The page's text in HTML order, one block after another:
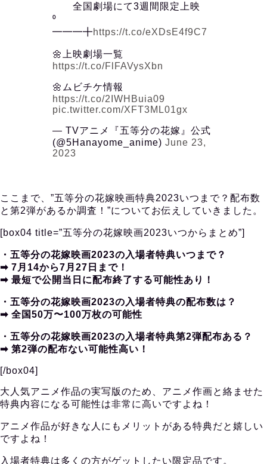
全国劇場にて3週間限定上映
⁰
━━━╋https://t.co/eXDsE4f9C7
🌼上映劇場一覧
https://t.co/FlFAVysXbn
🌼ムビチケ情報
https://t.co/2IWHBuia09
pic.twitter.com/XFT3ML01gx
— TVアニメ『五等分の花嫁』公式
(@5Hanayome_anime) June 23,
2023
ここまで、”五等分の花嫁映画特典2023いつまで？配布数
と第2弾があるか調査！”についてお伝えしていきました。
[box04 title=”五等分の花嫁映画2023いつからまとめ”]
・五等分の花嫁映画2023の入場者特典いつまで？
➡︎ 7月14から7月27日まで！
➡︎ 最短で公開当日に配布終了する可能性あり！
・五等分の花嫁映画2023の入場者特典の配布数は？
➡︎ 全国50万〜100万枚の可能性
・五等分の花嫁映画2023の入場者特典第2弾配布ある？
➡︎ 第2弾の配布ない可能性高い！
[/box04]
大人気アニメ作品の実写版のため、アニメ作画と絡ませた
特典内容になる可能性は非常に高いですよね！
アニメ作品が好きな人にもメリットがある特典だと嬉しい
ですよね！
入場者特典は多くの方がゲットしたい限定品です。